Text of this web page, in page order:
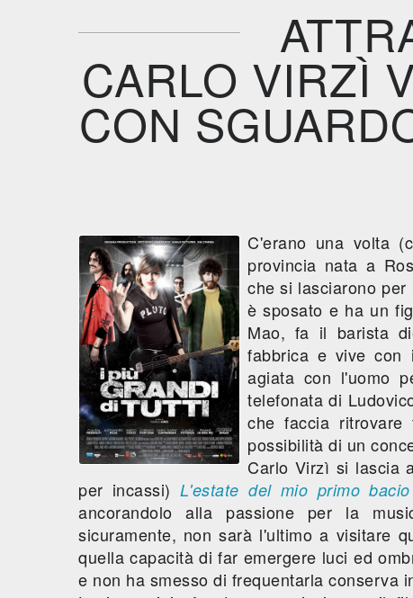
CARLO VIRZÌ
CON
C'erano una volta
provincia nata a
che si lasciarono
è sposato e ha un
Mao, fa il barista
fabbrica e vive con
agiata con l'uomo
telefonata di
che faccia
possibilità di un
Carlo Virzì si lascia
per incassi) L'estate del mio primo bacio
ancorandolo alla passione per la
sicuramente, non sarà l'ultimo a visitare
quella capacità di far emergere luci ed
e non ha smesso di frequentarla conserva